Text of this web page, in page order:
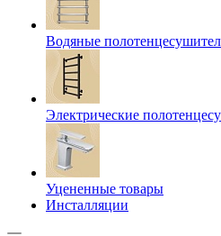
Водяные
Электрические
Уцененные товары
Инсталляции